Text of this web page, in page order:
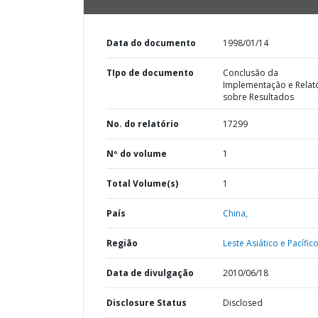
Data do documento 1998/01/14
TIpo de documento
Conclusão da
Implementação e
sobre Resultados
No. do relatório 17299
Nº do volume 1
Total Volume(s) 1
País China,
Região Leste Asiático e
Data de divulgação 2010/06/18
Disclosure Status Disclosed